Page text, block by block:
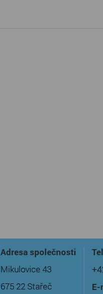
Adresa společnosti
Mikulovice 43
675 22 Stařeč